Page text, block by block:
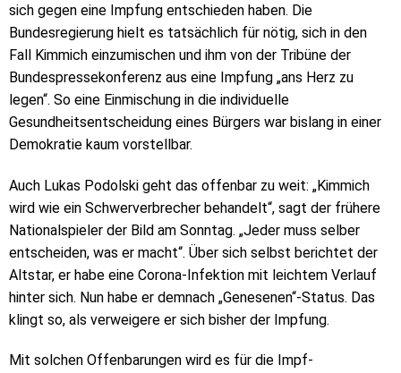
sich gegen eine Impfung entschieden haben. Die
Bundesregierung hielt es tatsächlich für nötig, sich in den
Fall Kimmich einzumischen und ihm von der Tribüne der
Bundespressekonferenz aus eine Impfung „ans Herz zu
legen“. So eine Einmischung in die individuelle
Gesundheitsentscheidung eines Bürgers war bislang in einer
Demokratie kaum vorstellbar.
Auch Lukas Podolski geht das offenbar zu weit: „Kimmich
wird wie ein Schwerverbrecher behandelt“, sagt der frühere
Nationalspieler der Bild am Sonntag. „Jeder muss selber
entscheiden, was er macht“. Über sich selbst berichtet der
Altstar, er habe eine Corona-Infektion mit leichtem Verlauf
hinter sich. Nun habe er demnach „Genesenen“-Status. Das
klingt so, als verweigere er sich bisher der Impfung.
Mit solchen Offenbarungen wird es für die Impf-